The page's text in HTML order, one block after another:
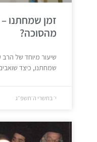
זמן שמחתנו
מהסוכה?
שיעור מיוחד של
שמחתנו, כיצד
י׳ בתשרי ה׳תשפ״ג